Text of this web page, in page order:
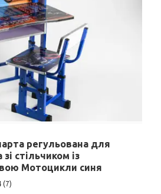
регульована для
стільчиком із
Мотоцикли синя
(7)